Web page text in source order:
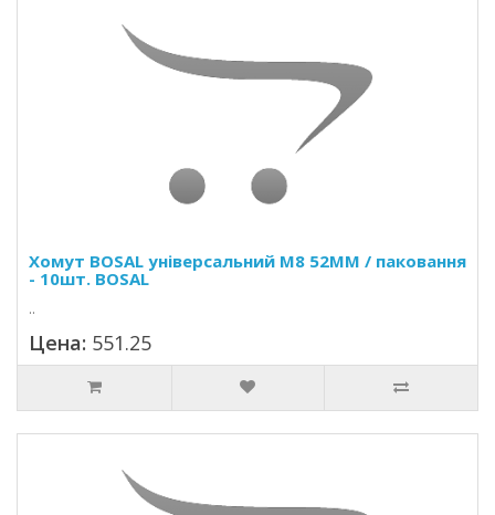
Хомут BOSAL універсальний M8 52MM / паковання
- 10шт. BOSAL
..
Цена: 551.25